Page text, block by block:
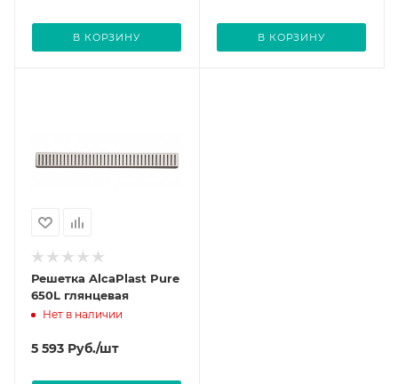
В КОРЗИНУ В КОРЗИНУ
Решетка AlcaPlast Pure
650L глянцевая
Нет в наличии
5 593 Руб./шт